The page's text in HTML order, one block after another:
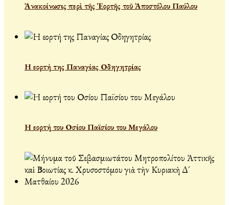
Ἀνακοίνωσις περὶ τῆς Ἑορτῆς τοῦ Ἀποστόλου Παύλου
Η εορτή της Παναγίας Οδηγητρίας
Η εορτή του Οσίου Παϊσίου του Μεγάλου